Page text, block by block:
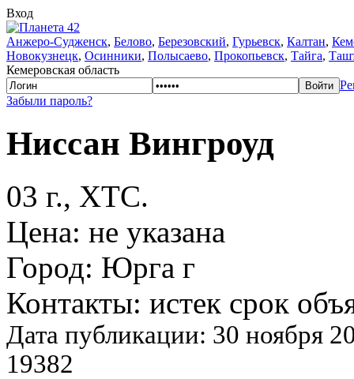
Вход
Анжеро-Судженск, Белово, Березовский, Гурьевск, Калтан,
Новокузнецк, Осинники, Полысаево, Прокопьевск, Тайга,
Кемеровская область
Забыли пароль?
Ниссан Вингроуд
03 г., ХТС.
Цена: не указана
Город: Юрга г
Контакты: истек срок
Дата публикации: 30 ноября
19382